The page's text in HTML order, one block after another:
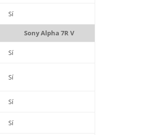
Sí
Sony Alpha 7R V
Sí
Sí
Sí
Sí